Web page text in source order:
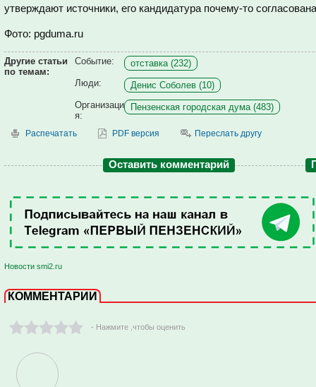
утверждают источники, его кандидатура почему-то
Фото: pgduma.ru
Другие статьи
по темам:
Событие:
отставка (232)
Люди:
Денис Соболев (10)
Организаци
я:
Пензенская городская дума (483)
Распечатать PDF версия Переслать другу
Оставить комментарий
Новости smi2.ru
КОММЕНТАРИИ
- Нажмите ,чтобы оценить